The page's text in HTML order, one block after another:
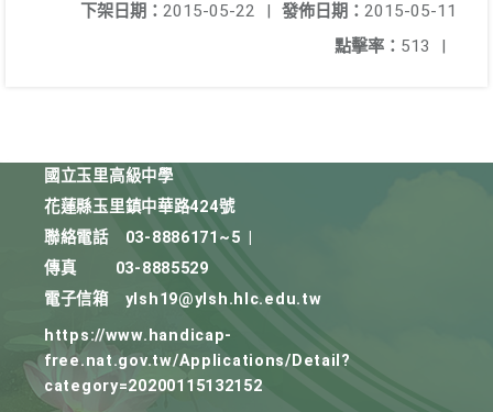
發佈日期： 2015-05-11
下架日期： 2015-05-22
|
點擊率： 513 |
國立玉里高級中學
花蓮縣玉里鎮中華路424號
聯絡電話
03-8886171~5
傳真
03-8885529
電子信箱
ylsh19@ylsh.hlc.edu.tw
https://www.handicap-
free.nat.gov.tw/Applications/Detail?
category=20200115132152